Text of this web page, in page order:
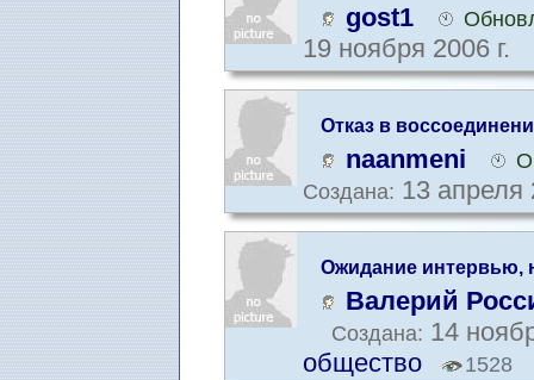
gost1
19 ноября 2006 г.
Отказ в
naanmeni
Создана: 13 апреля
Ожидание интервью,
Валерий
Создана: 14
общество
1528